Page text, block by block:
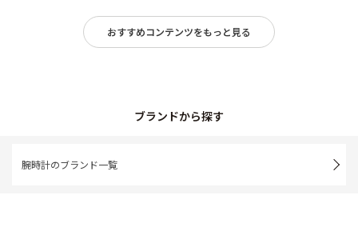
おすすめコンテンツをもっと見る
ブランドから探す
腕時計のブランド一覧